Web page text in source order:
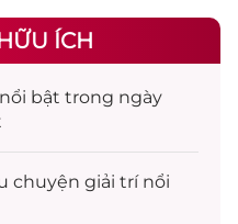
ÍCH
nổi bật trong ngày
chuyện giải trínổi